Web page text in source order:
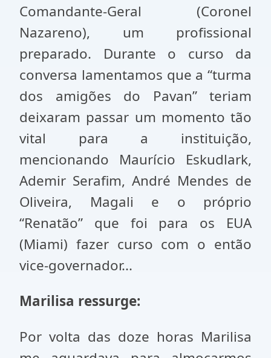
Comandante-Geral (Coronel
Nazareno), um profissional
preparado. Durante o curso da
conversa lamentamos que a “turma
dos amigões do Pavan” teriam
deixaram passar um momento tão
vital para a instituição,
mencionando Maurício Eskudlark,
Ademir Serafim, André Mendes de
Oliveira, Magali e o próprio
“Renatão” que foi para os EUA
(Miami) fazer curso com o então
vice-governador...
Marilisa ressurge:
Por volta das doze horas Marilisa